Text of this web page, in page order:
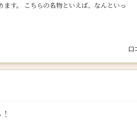
す。 こちらの名物といえば、なんといっ
口